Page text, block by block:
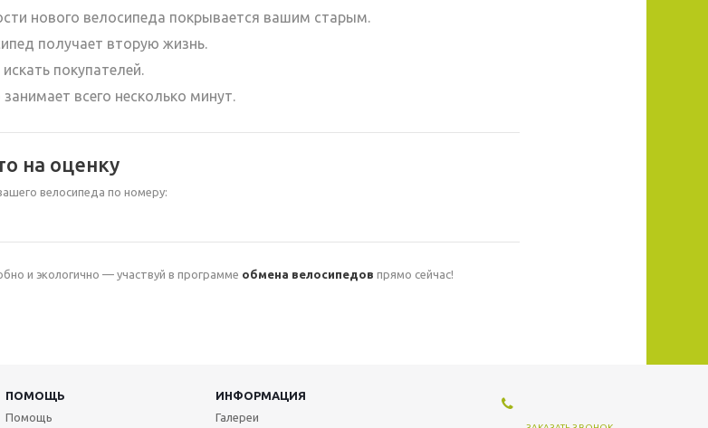
нового велосипеда покрывается вашим старым.
получает вторую жизнь.
покупателей.
всего несколько минут.
на оценку
велосипеда по номеру:
и экологично — участвуй в программе обмена велосипедов прямо сейчас!
ПОМОЩЬ
ИНФОРМАЦИЯ
Помощь Галереи